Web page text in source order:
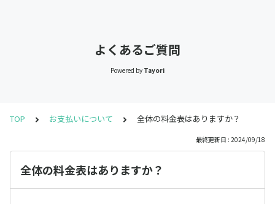
よくあるご質問
Powered by Tayori
TOP お支払いについて 全体の料金表はありますか？
最終更新日 : 2024/09/18
全体の料金表はありますか？